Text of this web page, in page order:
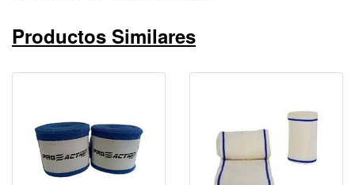
Productos Similares